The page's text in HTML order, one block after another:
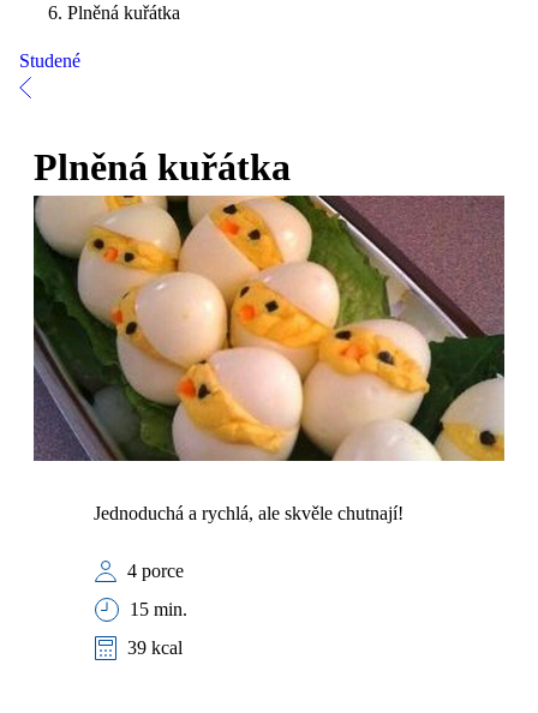
Plněná kuřátka
Studené
Plněná kuřátka
Jednoduchá a rychlá, ale skvěle chutnají!
4 porce
15 min.
39 kcal